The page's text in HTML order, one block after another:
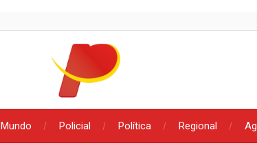
Mundo Policial Política Regional